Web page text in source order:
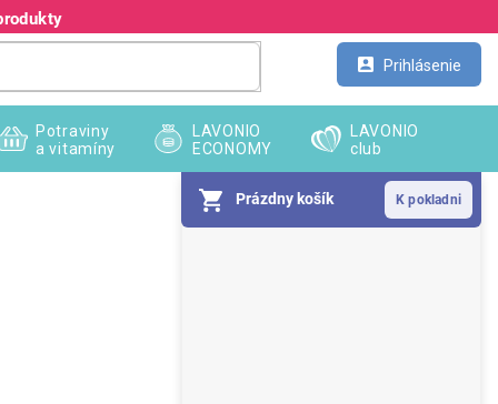
Prihlásenie
Prázdny košík
Potraviny
a vitamíny
LAVONIO
ECONOMY
LAVONIO
club